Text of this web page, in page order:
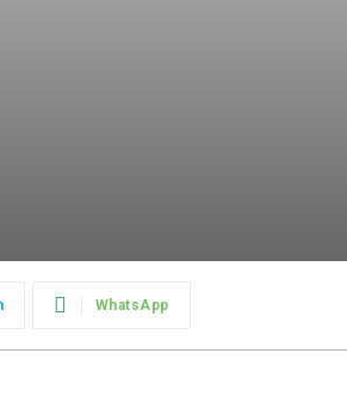
WhatsApp